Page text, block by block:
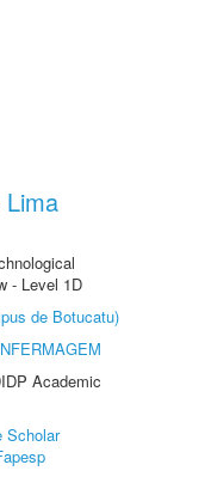
- Level 1D
de Botucatu)
Academic
Scholar